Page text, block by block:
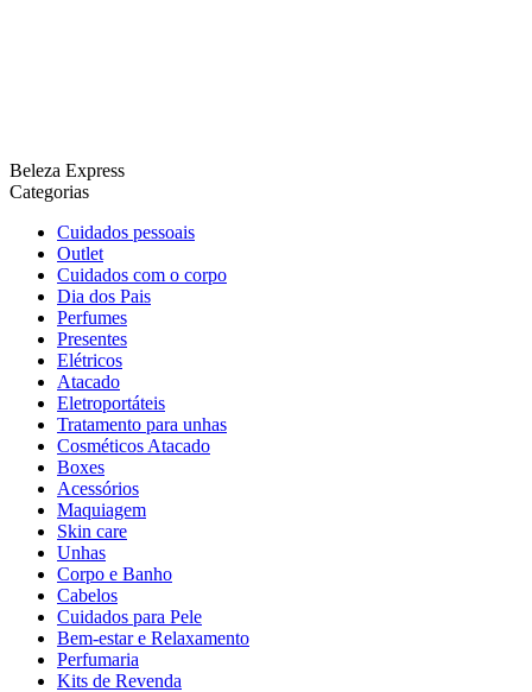
Beleza Express
Categorias
Cuidados pessoais
Outlet
Cuidados com o corpo
Dia dos Pais
Perfumes
Presentes
Elétricos
Atacado
Eletroportáteis
Tratamento para unhas
Cosméticos Atacado
Boxes
Acessórios
Maquiagem
Skin care
Unhas
Corpo e Banho
Cabelos
Cuidados para Pele
Bem-estar e Relaxamento
Perfumaria
Kits de Revenda